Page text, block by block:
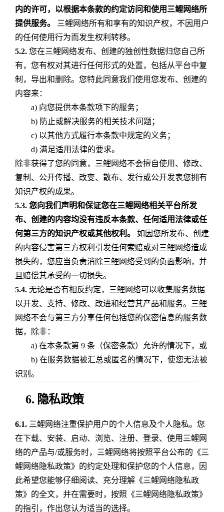
内的许可，以根据本条款的约定访问和使用三鲤网络所
提供服务。
三鲤网络所有和享有的知识产权，不因用户
的任何使用行为而发生权利转移。
5.2.您在三鲤网络发布、创建的独创性数据归您自己所
有，您有权对其进行任何形式的处置，包括从平台中复
制，导出和删除。您特此同意我们使用您发布、创建的
内容来：
a) 向您提供本条款项下的服务；
b) 防止或解决服务的相关技术问题；
c) 以其他方式履行本条款中规定的义务；
d) 满足适用法律的要求。
除非获得了您的同意，三鲤网络不会擅自使用、修改、
复制、公开传播、改变、散布、发行或公开发表您拥有
知识产权的成果。
5.3. 您向我们声明和保证您在三鲤网络相关平台所发
布、创建的内容均没有违反本条款、任何适用法律或任
何第三方的知识产权或其他权利。
如因您所发布、创建
的内容侵害第三方权利引发任何索赔或对三鲤网络造成
损失的，您应当负责消除三鲤网络受到的负面影响，并
且赔偿其承受的一切损失。
5.4.无论是否有相反约定，三鲤网络可以收集服务数据
以开发、支持、修改、改进和经营其产品和服务。三鲤
网络不会与第三方分享任何包括您的保密信息的服务数
据，除非：
a) 在本条款第 9 条（保密条款）允许的情况下，或
b) 在服务数据被汇总或匿名的情况下，使您无法被
识别。
6. 隐私政策
6.1.三鲤网络注重保护用户的个人信息及个人隐私。您
在下载、安装、启动、浏览、注册、登录、使用三鲤网
络的产品与/或服务时，三鲤网络将按照平台公布的《三
鲤网络隐私政策》的约定处理和保护您的个人信息，因
此希望您能够仔细阅读、充分理解《三鲤网络隐私政
策》的全文，并在需要时，按照《三鲤网络隐私政策》
的指引，作出您认为适当的选择。